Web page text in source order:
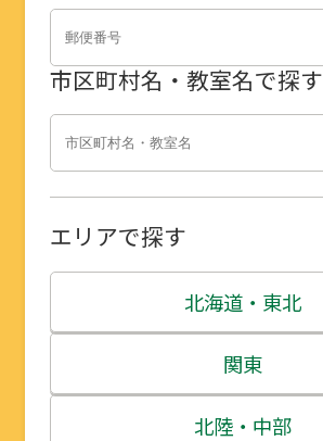
市区町村名・教室名で探す
エリアで探す
北海道・東北
北海道
青森県
関東
茨城県
北陸・中部